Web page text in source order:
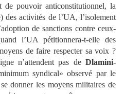
de pouvoir anticonstitutionnel, la
des activités de l’UA, l’isolement
de sanctions contre ceux-
l’UA pétitionnera-t-elle des
de faire respecter sa voix ?
n’attendent pas de Dlamini-
syndical» observé par le
donner les moyens militaires de